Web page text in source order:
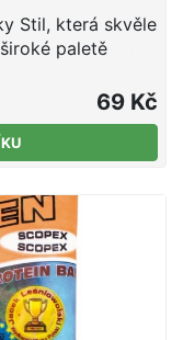
Stil, která skvěle
paletě
rybu. V rámci
směsi jen těžko
Složení: Mleté
semena
krmítková
aroma, a
na sladká
úspěchů.
69 Kč